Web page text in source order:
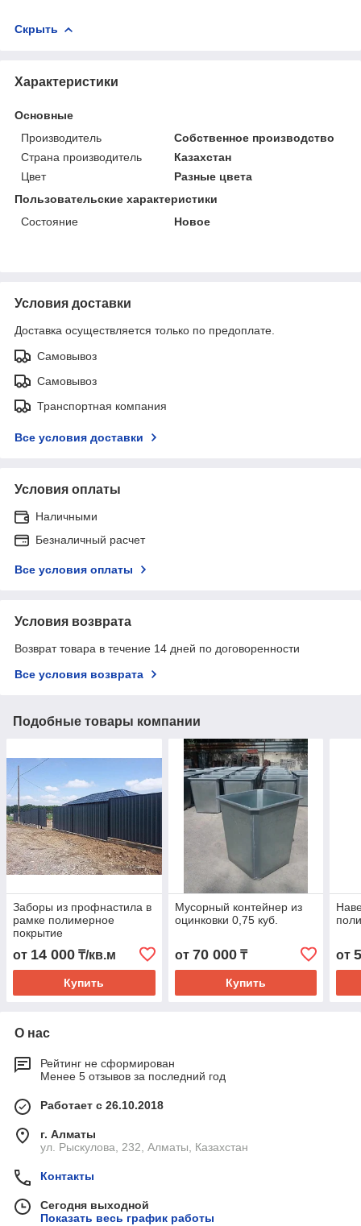
Скрыть
Характеристики
Основные
Производитель
Собственное производство
Страна производитель
Казахстан
Цвет
Разные цвета
Пользовательские характеристики
Состояние
Новое
Условия доставки
Доставка осуществляется только по предоплате.
Самовывоз
Самовывоз
Транспортная компания
Все условия доставки
Условия оплаты
Наличными
Безналичный расчет
Все условия оплаты
Условия возврата
Возврат товара в течение 14 дней по договоренности
Все условия возврата
Подобные товары компании
Заборы из профнастила в
рамке полимерное
покрытие
от 14 000 ₸/кв.м
Купить
Мусорный контейнер из
оцинковки 0,75 куб.
от 70 000₸
Купить
от
О нас
Рейтинг не сформирован
Менее 5 отзывов за последний год
Работает с 26.10.2018
г. Алматы
ул. Рыскулова, 232, Алматы, Казахстан
Контакты
Сегодня выходной
Показать весь график работы